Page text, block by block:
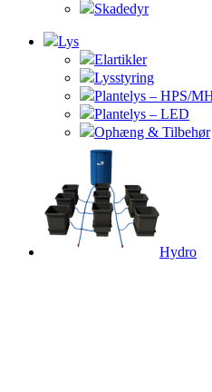
Skadedyr
Lys
Elartikler
Lysstyring
Plantelys – HPS/
Plantelys – LED
Ophæng & Tilbehør
Hydro